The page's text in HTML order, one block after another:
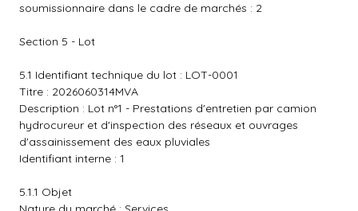
soumissionnaire dans le cadre de marchés : 2
Section 5 - Lot
5.1 Identifiant technique du lot : LOT-0001
Titre : 2026060314MVA
Description : Lot n°1 - Prestations d'entretien par camion
hydrocureur et d'inspection des réseaux et ouvrages
d'assainissement des eaux pluviales
Identifiant interne : 1
5.1.1 Objet